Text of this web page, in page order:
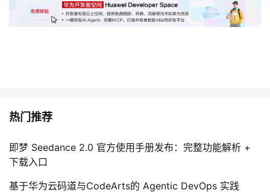
热门推荐
即梦 Seedance 2.0 官方使用手册发布：完整功能解析 +
下载入口
基于华为云码道与CodeArts的 Agentic DevOps 实践